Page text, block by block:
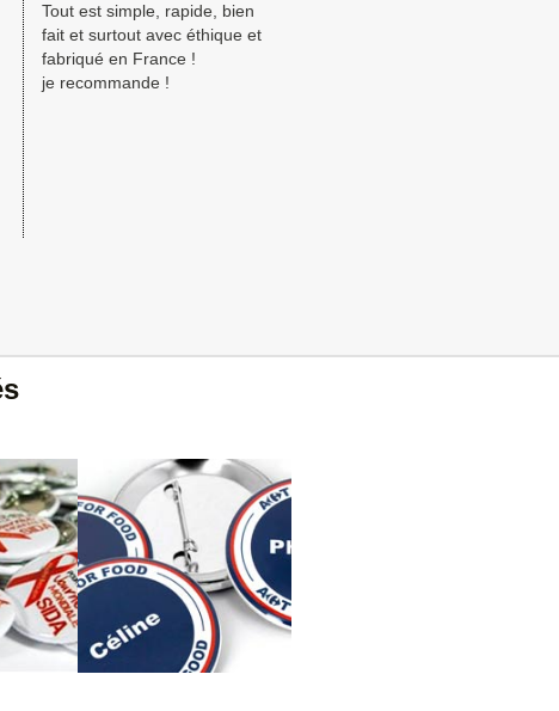
Tout est simple, rapide, bien
fait et surtout avec éthique et
fabriqué en France !
je recommande !